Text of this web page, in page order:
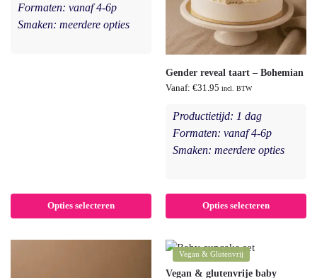
Formaten: vanaf 4-6p
Smaken: meerdere opties
Opties selecteren
Gender reveal taart – Bohemian
Vanaf: €31.95 incl. BTW
Productietijd: 1 dag
Formaten: vanaf 4-6p
Smaken: meerdere opties
Opties selecteren
Vegan & Glutenvrij
Vegan & glutenvrije baby